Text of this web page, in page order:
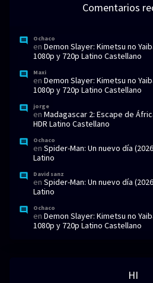
Comentarios
Ochaco
en Demon Slayer: Kimetsu no
1080p y 720p Latino Castellano
Maxi
en Demon Slayer: Kimetsu no
1080p y 720p Latino Castellano
jorge
en Madagascar 2: Escape de
HDR Latino Castellano
Ochaco
en Spider-Man: Un nuevo día
Latino
David sanz
en Spider-Man: Un nuevo día
Latino
Ochaco
en Demon Slayer: Kimetsu no
1080p y 720p Latino Castellano
HI